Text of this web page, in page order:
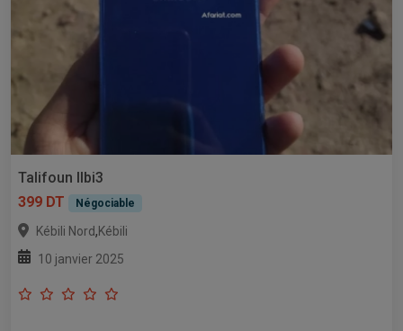
Talifoun llbi3
399 DT
Négociable
Kébili Nord,Kébili
10 janvier 2025